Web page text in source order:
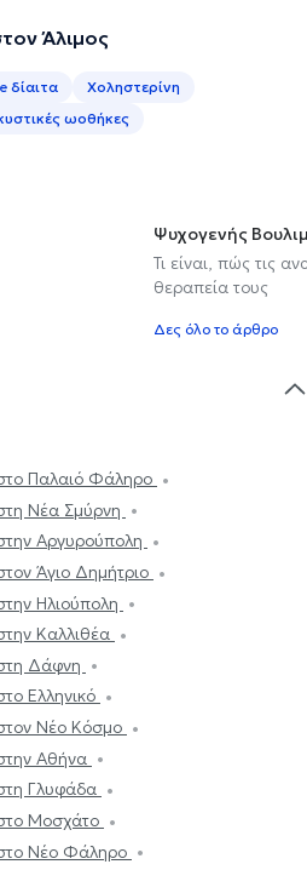
Άλιμος
δίαιτα
Χοληστερίνη
ωοθήκες
Ψυχογενής
Τι είναι, πώς τις
θεραπεία τους
Δες όλο το άρθρο
Παλαιό Φάληρο
Νέα Σμύρνη
Αργυρούπολη
Άγιο Δημήτριο
Ηλιούπολη
Καλλιθέα
Δάφνη
Ελληνικό
Νέο Κόσμο
Αθήνα
Γλυφάδα
Μοσχάτο
στο Νέο Φάληρο